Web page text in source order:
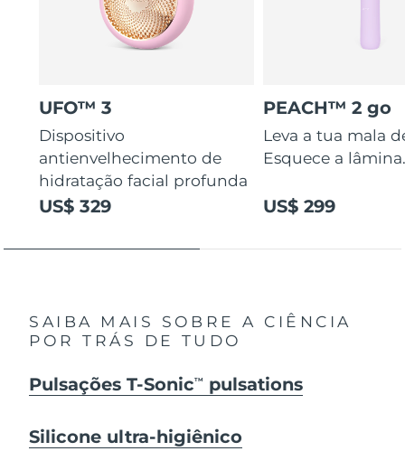
UFO™ 3
Dispositivo
antienvelhecimento de
hidratação facial profunda
US$ 329
PEACH™ 2 go
Leva a tua mala
Esquece a
US$ 299
SAIBA MAIS SOBRE A CIÊNCIA
POR TRÁS DE TUDO
Pulsações T-SonicTM pulsations
Silicone ultra-higiênico